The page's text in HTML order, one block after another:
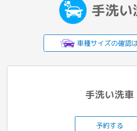
手洗い
車種サイズの確認
手洗い洗車
予約する